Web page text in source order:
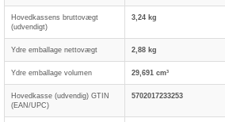
Hovedkassens bruttovægt
(udvendigt)
3,24 kg
Ydre emballage nettovægt 2,88 kg
Ydre emballage volumen 29,691 cm³
Hovedkasse (udvendig) GTIN
(EAN/UPC)
5702017233253